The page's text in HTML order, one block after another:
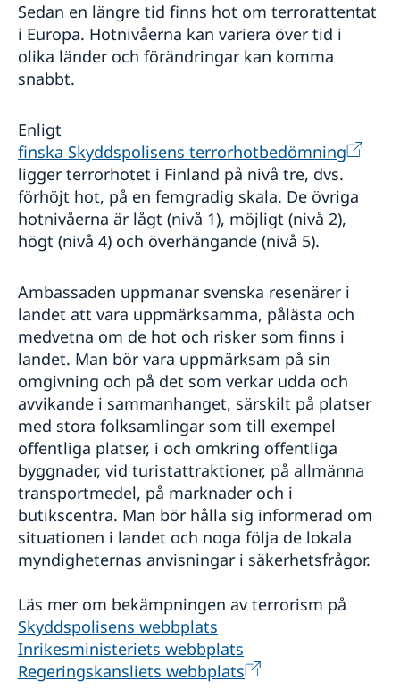
Sedan en längre tid finns hot om terrorattentat
i Europa. Hotnivåerna kan variera över tid i
olika länder och förändringar kan komma
snabbt.
Enligt
finska Skyddspolisens terrorhotbedömning
ligger terrorhotet i Finland på nivå tre, dvs.
förhöjt hot, på en femgradig skala. De övriga
hotnivåerna är lågt (nivå 1), möjligt (nivå 2),
högt (nivå 4) och överhängande (nivå 5).
Ambassaden uppmanar svenska resenärer i
landet att vara uppmärksamma, pålästa och
medvetna om de hot och risker som finns i
landet. Man bör vara uppmärksam på sin
omgivning och på det som verkar udda och
avvikande i sammanhanget, särskilt på platser
med stora folksamlingar som till exempel
offentliga platser, i och omkring offentliga
byggnader, vid turistattraktioner, på allmänna
transportmedel, på marknader och i
butikscentra. Man bör hålla sig informerad om
situationen i landet och noga följa de lokala
myndigheternas anvisningar i säkerhetsfrågor.
Läs mer om bekämpningen av terrorism på
Skyddspolisens webbplats
Inrikesministeriets webbplats
Regeringskansliets webbplats